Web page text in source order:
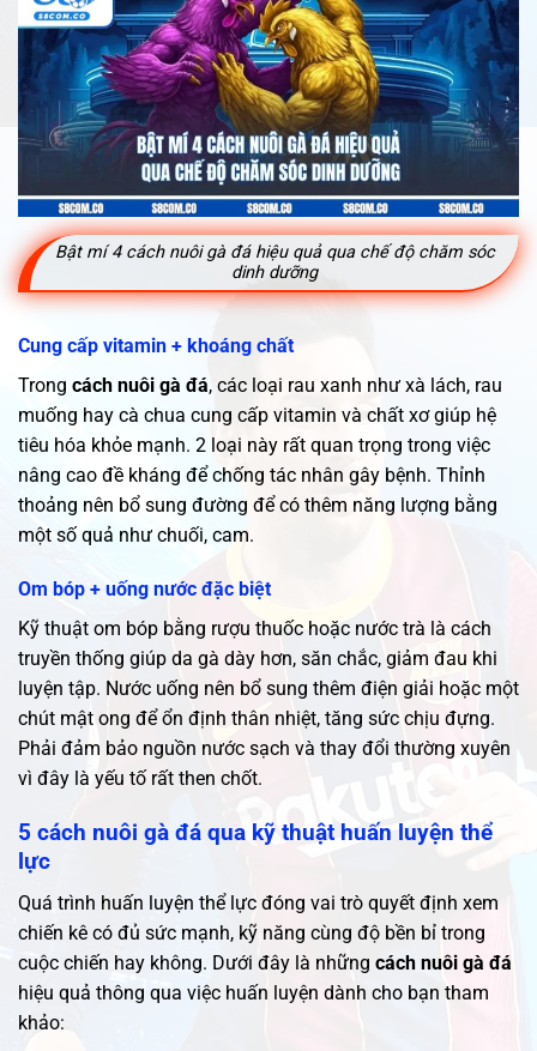
Bật mí 4 cách nuôi gà đá hiệu quả qua chế độ chăm sóc
dinh dưỡng
Cung cấp vitamin + khoáng chất
Trong cách nuôi gà đá, các loại rau xanh như xà lách, rau
muống hay cà chua cung cấp vitamin và chất xơ giúp hệ
tiêu hóa khỏe mạnh. 2 loại này rất quan trọng trong việc
nâng cao đề kháng để chống tác nhân gây bệnh. Thỉnh
thoảng nên bổ sung đường để có thêm năng lượng bằng
một số quả như chuối, cam.
Om bóp + uống nước đặc biệt
Kỹ thuật om bóp bằng rượu thuốc hoặc nước trà là cách
truyền thống giúp da gà dày hơn, săn chắc, giảm đau khi
luyện tập. Nước uống nên bổ sung thêm điện giải hoặc một
chút mật ong để ổn định thân nhiệt, tăng sức chịu đựng.
Phải đảm bảo nguồn nước sạch và thay đổi thường xuyên
vì đây là yếu tố rất then chốt.
5 cách nuôi gà đá qua kỹ thuật huấn luyện thể
lực
Quá trình huấn luyện thể lực đóng vai trò quyết định xem
chiến kê có đủ sức mạnh, kỹ năng cùng độ bền bỉ trong
cuộc chiến hay không. Dưới đây là những cách nuôi gà đá
hiệu quả thông qua việc huấn luyện dành cho bạn tham
khảo: